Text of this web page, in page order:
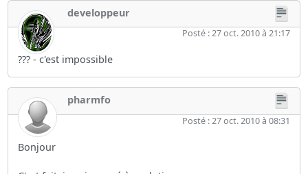
developpeur
Posté : 27 oct. 2010 à 21:17
??? - c'est impossible
pharmfo
Posté : 27 oct. 2010 à 08:31
Bonjour